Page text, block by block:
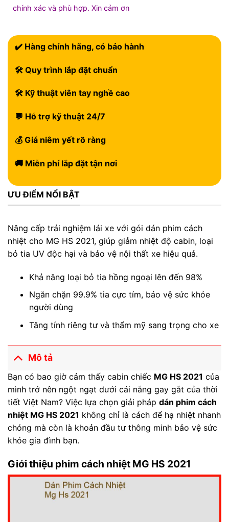
chính xác và phù hợp. Xin cảm ơn
✔️ Hàng chính hãng, có bảo hành
🛠 Quy trình lắp đặt chuẩn
🛠 Kỹ thuật viên tay nghề cao
💬 Hỗ trợ kỹ thuật 24/7
💰 Giá niêm yết rõ ràng
🚚 Miễn phí lắp đặt tận nơi
ƯU ĐIỂM NỔI BẬT
Nâng cấp trải nghiệm lái xe với gói dán phim cách
nhiệt cho MG HS 2021, giúp giảm nhiệt độ cabin, loại
bỏ tia UV độc hại và bảo vệ nội thất xe hiệu quả.
Khả năng loại bỏ tia hồng ngoại lên đến 98%
Ngăn chặn 99.9% tia cực tím, bảo vệ sức khỏe
người dùng
Tăng tính riêng tư và thẩm mỹ sang trọng cho xe
Mô tả
Bạn có bao giờ cảm thấy cabin chiếc MG HS 2021 của
mình trở nên ngột ngạt dưới cái nắng gay gắt của thời
tiết Việt Nam? Việc lựa chọn giải pháp dán phim cách
nhiệt MG HS 2021 không chỉ là cách để hạ nhiệt nhanh
chóng mà còn là khoản đầu tư thông minh bảo vệ sức
khỏe gia đình bạn.
Giới thiệu phim cách nhiệt MG HS 2021